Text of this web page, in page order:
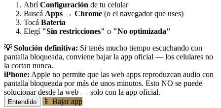
AbríConfiguración de tu celular
Buscá Apps → Chrome (o el navegador que uses)
Tocá Batería
Elegí "Sin restricciones" o "No optimizada"
💡 Solución definitiva: Si tenés mucho tiempo escuchando con
pantalla bloqueada, conviene bajar la app oficial — los celulares no
la cortan nunca.
iPhone: Apple no permite que las web apps reproduzcan audio con
pantalla bloqueada por más de unos minutos. Esto NO se puede
solucionar desde la web — solo con la app oficial.
Entendido 📱 Bajar app